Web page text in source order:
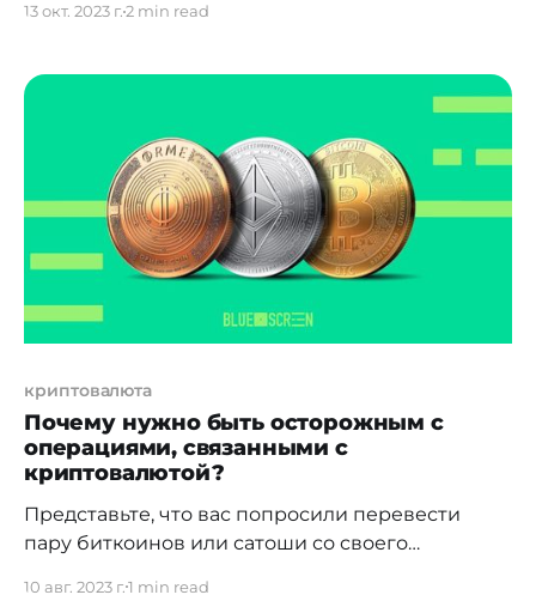
повышения грамотности и развития
повторяться и писать тезисы о пользе ИИ и
рисках, связанных с ним.
13 окт. 2023 г.2 min read
криптовалюта
Почему нужно быть осторожным с
операциями, связанными с
криптовалютой?
Представьте, что вас попросили перевести
пару биткоинов или сатоши со своего
лица. Причины могут быть разными: * помочь
10 авг. 2023 г.1 min read